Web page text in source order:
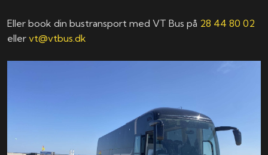
Eller book din bustransport med VT Bus på 28 44 80 02
ellervt@vtbus.dk